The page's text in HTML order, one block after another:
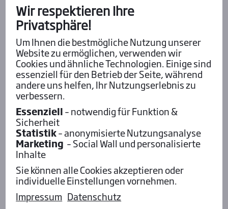
Alle Insider-Stimmen
Pod­cast mit Wett-Tipps
Wir respektieren Ihre
Privatsphäre!
Um Ihnen die bestmögliche Nutzung unserer
Website zu ermöglichen, verwenden wir
Cookies und ähnliche Technologien. Einige sind
essenziell für den Betrieb der Seite, während
andere uns helfen, Ihr Nutzungserlebnis zu
verbessern.
Essenziell– notwendig für Funktion &
Sicherheit
Statistik– anonymisierte Nutzungsanalyse
Marketing – Social Wall und personalisierte
Inhalte
Sie können alle Cookies akzeptieren oder
individuelle Einstellungen vornehmen.
Impressum Datenschutz